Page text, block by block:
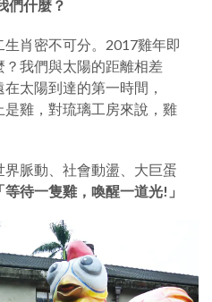
們什麼？
肖密不可分。2017雞年即
我們與太陽的距離相差
太陽到達的第一時間，
是雞，對琉璃工房來說，雞
脈動、社會動盪、大巨蛋
「等待一隻雞，喚醒一道光! 」